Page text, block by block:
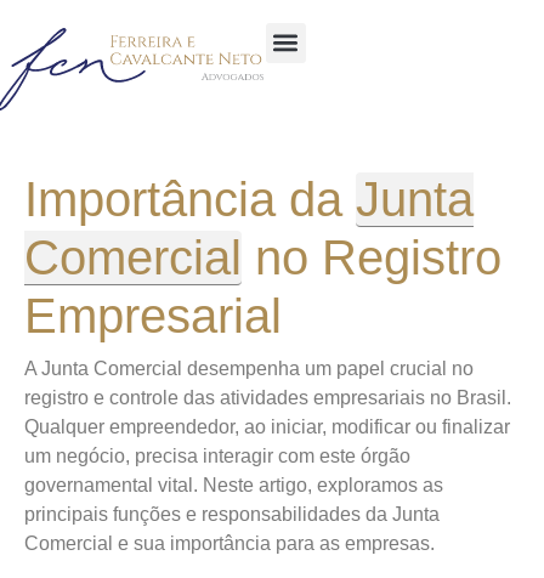
Importância da Junta
Comercial no Registro
Empresarial
A Junta Comercial desempenha um papel crucial no
registro e controle das atividades empresariais no Brasil.
Qualquer empreendedor, ao iniciar, modificar ou finalizar
um negócio, precisa interagir com este órgão
governamental vital. Neste artigo, exploramos as
principais funções e responsabilidades da Junta
Comercial e sua importância para as empresas.